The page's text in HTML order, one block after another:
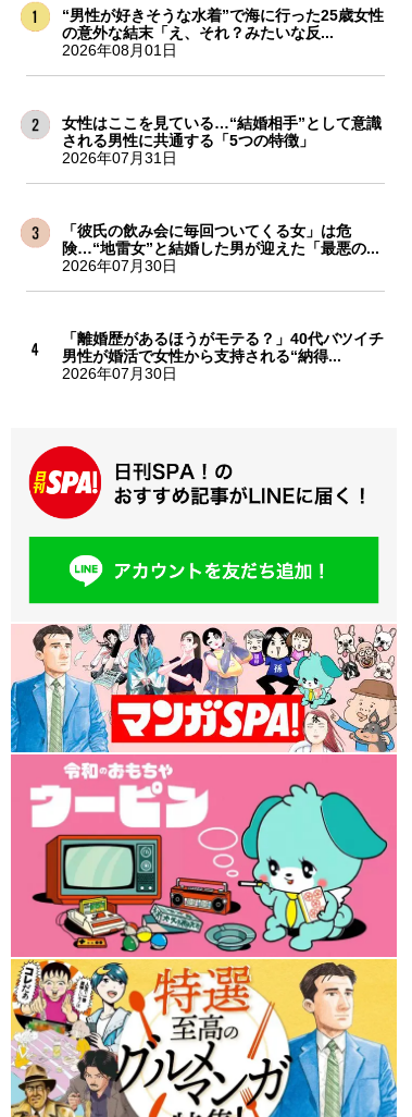
“男性が好きそうな水着”で海に行った25歳女性
の意外な結末「え、それ？みたいな反...
2026年08月01日
女性はここを見ている…“結婚相手”として意識
される男性に共通する「5つの特徴」
2026年07月31日
「彼氏の飲み会に毎回ついてくる女」は危
険…“地雷女”と結婚した男が迎えた「最悪の...
2026年07月30日
「離婚歴があるほうがモテる？」40代バツイチ
男性が婚活で女性から支持される“納得...
2026年07月30日